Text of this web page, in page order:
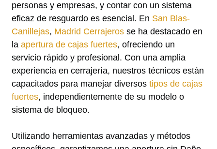
personas y empresas, y contar con un sistema
eficaz de resguardo es esencial. En San Blas-
Canillejas, Madrid Cerrajeros se ha destacado en
la apertura de cajas fuertes, ofreciendo un
servicio rápido y profesional. Con una amplia
experiencia en cerrajería, nuestros técnicos están
capacitados para manejar diversos tipos de cajas
fuertes, independientemente de su modelo o
sistema de bloqueo.
Utilizando herramientas avanzadas y métodos